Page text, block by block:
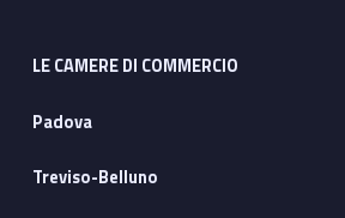
LE CAMERE DI COMMERCIO
Padova
Treviso-Belluno